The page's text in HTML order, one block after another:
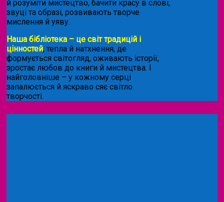
й розуміти мистецтво, бачити красу в слові,
звуці та образі, розвивають творче
мислення й уяву.
Наша бібліотека – це світ традицій і
цінностей, тепла й натхнення, де
формується світогляд, оживають історії,
зростає любов до книги й мистецтва. І
найголовніше – у кожному серці
запалюється й яскраво сяє світло
творчості.